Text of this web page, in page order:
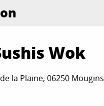
Wok
la Plaine, 06250 Mougins